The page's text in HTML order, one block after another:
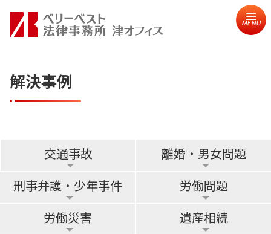
MENU
解決事例
交通事故
離婚・男女問題
刑事弁護・少年事件
労働問題
労働災害
遺産相続